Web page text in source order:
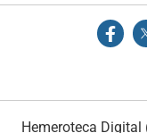
Hemeroteca Digital